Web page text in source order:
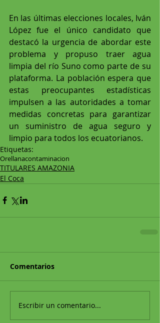
En las últimas elecciones locales, Iván
López fue el único candidato que
destacó la urgencia de abordar este
problema y propuso traer agua
limpia del río Suno como parte de su
plataforma. La población espera que
estas preocupantes estadísticas
impulsen a las autoridades a tomar
medidas concretas para garantizar
un suministro de agua seguro y
limpio para todos los ecuatorianos.
Etiquetas:
Orellanacontaminacion
TITULARES AMAZONIA
El Coca
Comentarios
Escribir un comentario...